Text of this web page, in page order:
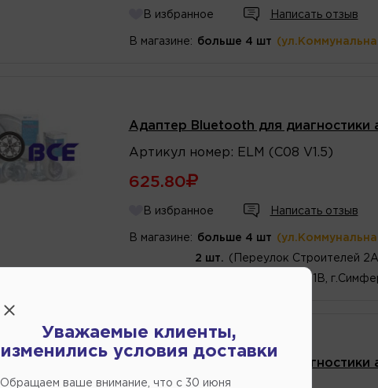
В избранное Написать отзыв
В магазине: больше 4 шт
Адаптер Bluetooth для диагностики
Артикул номер : ELM (C08 V1.5)
625.80
В избранное Написать отзыв
В магазине: больше 4 шт
2 шт. (Переулок Строителей
(ул.Федоренко 1В,
Адаптер Bluetooth для диагностики
Уважаемые клиенты,
изменились условия доставки
Обращаем ваше внимание, что c 30 июня